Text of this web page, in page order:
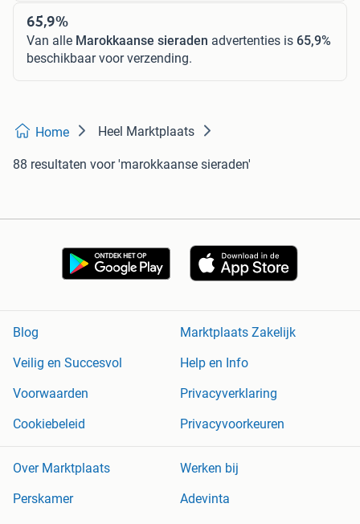
65,9%
Van alle Marokkaanse sieraden advertenties is 65,9%
beschikbaar voor verzending.
Home Heel Marktplaats
88 resultaten voor 'marokkaanse sieraden'
Blog
Marktplaats Zakelijk
Veilig en Succesvol
Help en Info
Voorwaarden
Privacyverklaring
Cookiebeleid
Privacyvoorkeuren
Over Marktplaats
Werken bij
Perskamer
Adevinta